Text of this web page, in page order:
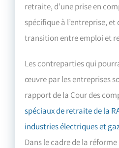
retraite, d’une prise en
spécifique à l’entreprise,
transition entre emploi et
Les contreparties qui
œuvre par les entreprises
rapport de la Cour des
spéciaux de retraite de la
industries électriques et
Dans le cadre de la